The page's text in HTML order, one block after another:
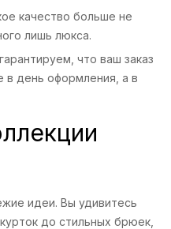
качество больше не
лишь люкса.
что ваш заказ
в день оформления, а в
идеи. Вы удивитесь
до стильных брюек,